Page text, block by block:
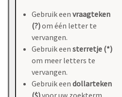
Gebruik een vraagteken
(?)om één letter te
vervangen.
Gebruik een sterretje (*)
om meer letters te
vervangen.
Gebruik een dollarteken
($)voor uw zoekterm